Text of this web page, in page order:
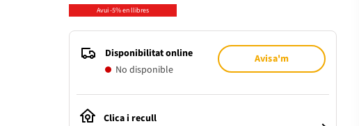
Avui -5% en llibres
Disponibilitat online
No disponible
Avisa'm
Clica i recull